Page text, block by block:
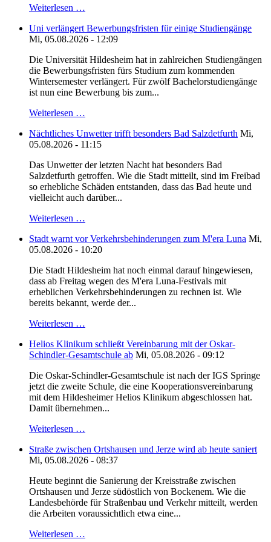
Weiterlesen …
Uni verlängert Bewerbungsfristen für einige Studiengänge
Mi, 05.08.2026 - 12:09
Die Universität Hildesheim hat in zahlreichen Studiengängen
die Bewerbungsfristen fürs Studium zum kommenden
Wintersemester verlängert. Für zwölf Bachelorstudiengänge
ist nun eine Bewerbung bis zum...
Weiterlesen …
Nächtliches Unwetter trifft besonders Bad Salzdetfurth Mi,
05.08.2026 - 11:15
Das Unwetter der letzten Nacht hat besonders Bad
Salzdetfurth getroffen. Wie die Stadt mitteilt, sind im Freibad
so erhebliche Schäden entstanden, dass das Bad heute und
vielleicht auch darüber...
Weiterlesen …
Stadt warnt vor Verkehrsbehinderungen zum M'era Luna Mi,
05.08.2026 - 10:20
Die Stadt Hildesheim hat noch einmal darauf hingewiesen,
dass ab Freitag wegen des M'era Luna-Festivals mit
erheblichen Verkehrsbehinderungen zu rechnen ist. Wie
bereits bekannt, werde der...
Weiterlesen …
Helios Klinikum schließt Vereinbarung mit der Oskar-
Schindler-Gesamtschule ab Mi, 05.08.2026 - 09:12
Die Oskar-Schindler-Gesamtschule ist nach der IGS Springe
jetzt die zweite Schule, die eine Kooperationsvereinbarung
mit dem Hildesheimer Helios Klinikum abgeschlossen hat.
Damit übernehmen...
Weiterlesen …
Straße zwischen Ortshausen und Jerze wird ab heute saniert
Mi, 05.08.2026 - 08:37
Heute beginnt die Sanierung der Kreisstraße zwischen
Ortshausen und Jerze südöstlich von Bockenem. Wie die
Landesbehörde für Straßenbau und Verkehr mitteilt, werden
die Arbeiten voraussichtlich etwa eine...
Weiterlesen …